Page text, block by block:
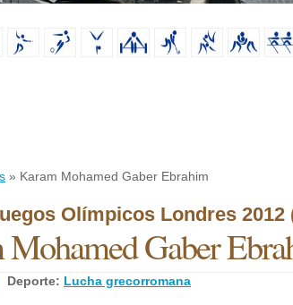
» Karam Mohamed Gaber Ebrahim
Olímpicos Londres
Gaber
Deporte: Lucha grecorromana